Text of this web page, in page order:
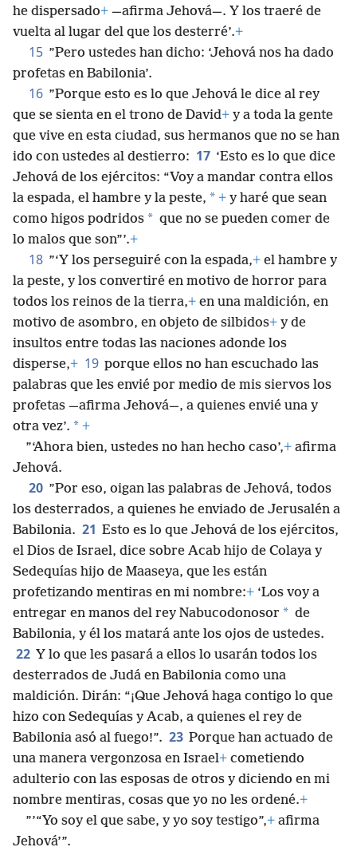
he dispersado+ —afirma Jehová—. Y los traeré de
vuelta al lugar del que los desterré’.+
15 ”Pero ustedes han dicho: ‘Jehová nos ha dado
profetas en Babilonia’.
16 ”Porque esto es lo que Jehová le dice al rey
que se sienta en el trono de David+ y a toda la gente
que vive en esta ciudad, sus hermanos que no se han
ido con ustedes al destierro: 17 ‘Esto es lo que dice
Jehová de los ejércitos: “Voy a mandar contra ellos
la espada, el hambre y la peste, * + y haré que sean
como higos podridos * que no se pueden comer de
lo malos que son”’.+
18 ”‘Y los perseguiré con la espada,+ el hambre y
la peste, y los convertiré en motivo de horror para
todos los reinos de la tierra,+ en una maldición, en
motivo de asombro, en objeto de silbidos+ y de
insultos entre todas las naciones adonde los
disperse,+ 19 porque ellos no han escuchado las
palabras que les envié por medio de mis siervos los
profetas —afirma Jehová—, a quienes envié una y
otra vez’. * +
”‘Ahora bien, ustedes no han hecho caso’,+ afirma
Jehová.
20 ”Por eso, oigan las palabras de Jehová, todos
los desterrados, a quienes he enviado de Jerusalén a
Babilonia. 21 Esto es lo que Jehová de los ejércitos,
el Dios de Israel, dice sobre Acab hijo de Colaya y
Sedequías hijo de Maaseya, que les están
profetizando mentiras en mi nombre:+ ‘Los voy a
entregar en manos del rey Nabucodonosor * de
Babilonia, y él los matará ante los ojos de ustedes.
22 Y lo que les pasará a ellos lo usarán todos los
desterrados de Judá en Babilonia como una
maldición. Dirán: “¡Que Jehová haga contigo lo que
hizo con Sedequías y Acab, a quienes el rey de
Babilonia asó al fuego!”. 23 Porque han actuado de
una manera vergonzosa en Israel+ cometiendo
adulterio con las esposas de otros y diciendo en mi
nombre mentiras, cosas que yo no les ordené.+
”’“Yo soy el que sabe, y yo soy testigo”,+ afirma
Jehová’”.